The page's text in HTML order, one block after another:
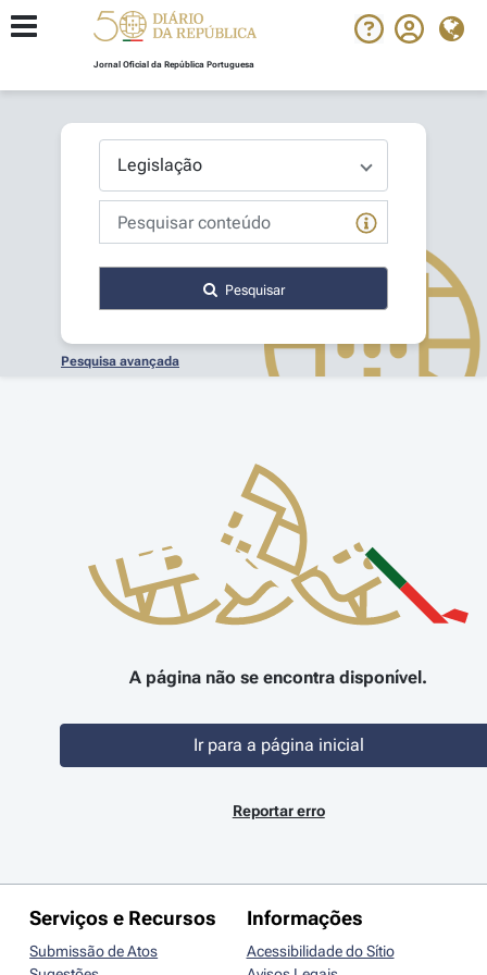
Jornal Oficial da República Portuguesa
Pesquisar
Pesquisa avançada
A página não se encontra disponível.
Ir para a página inicial
Reportar erro
Serviços e Recursos
Submissão de Atos
Informações
Acessibilidade do Sítio